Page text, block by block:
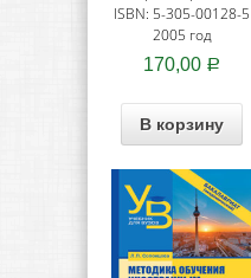
ISBN: 5-305-00128-5
2005 год
170,00 Р
В корзину